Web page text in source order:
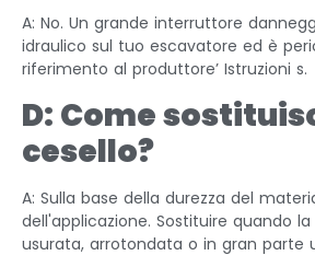
A: No. Un grande interruttore
idraulico sul tuo escavatore ed è
riferimento al produttore’ Istruzioni s.
D: Come
cesello?
A: Sulla base della durezza del
dell'applicazione. Sostituire quando
usurata, arrotondata o in gran parte